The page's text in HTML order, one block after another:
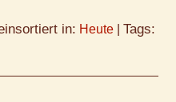
in: Heute Tags: